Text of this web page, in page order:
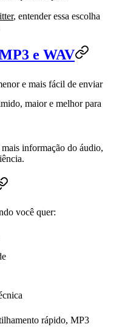
, entender essa escolha
e WAV
e mais fácil de enviar
maior e melhor para
informação do áudio,
você quer:
rápido, MP3